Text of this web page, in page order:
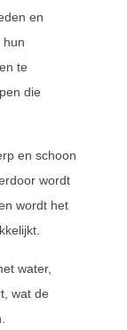
en
hun
te
die
en schoon
wordt
wordt het
water,
wat de